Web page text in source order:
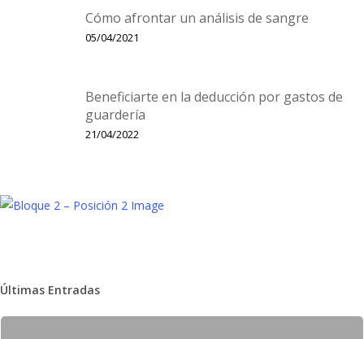
Cómo afrontar un análisis de sangre
05/04/2021
Beneficiarte en la deducción por gastos de
guardería
21/04/2022
Últimas Entradas